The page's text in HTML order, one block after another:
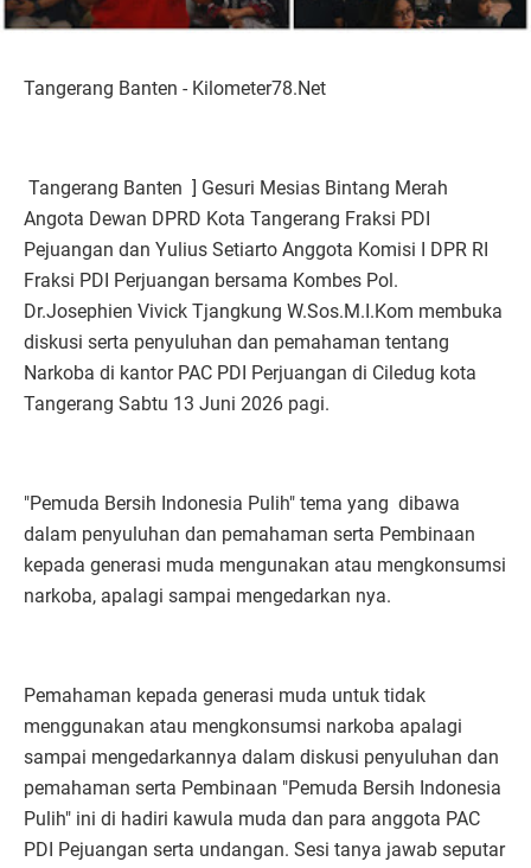
Tangerang Banten - Kilometer78.Net
Tangerang Banten ] Gesuri Mesias Bintang Merah
Angota Dewan DPRD Kota Tangerang Fraksi PDI
Pejuangan dan Yulius Setiarto Anggota Komisi I DPR RI
Fraksi PDI Perjuangan bersama Kombes Pol.
Dr.Josephien Vivick Tjangkung W.Sos.M.I.Kom membuka
diskusi serta penyuluhan dan pemahaman tentang
Narkoba di kantor PAC PDI Perjuangan di Ciledug kota
Tangerang Sabtu 13 Juni 2026 pagi.
"Pemuda Bersih Indonesia Pulih" tema yang dibawa
dalam penyuluhan dan pemahaman serta Pembinaan
kepada generasi muda mengunakan atau mengkonsumsi
narkoba, apalagi sampai mengedarkan nya.
Pemahaman kepada generasi muda untuk tidak
menggunakan atau mengkonsumsi narkoba apalagi
sampai mengedarkannya dalam diskusi penyuluhan dan
pemahaman serta Pembinaan "Pemuda Bersih Indonesia
Pulih" ini di hadiri kawula muda dan para anggota PAC
PDI Pejuangan serta undangan. Sesi tanya jawab seputar